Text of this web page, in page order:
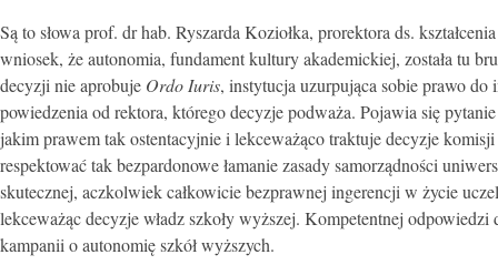
Są to słowa prof. dr hab. Ryszarda Koziołka, prorektora ds.
wniosek, że autonomia, fundament kultury akademickiej, została tu
decyzji nie aprobuje Ordo Iuris, instytucja uzurpująca sobie prawo
powiedzenia od rektora, którego decyzje podważa. Pojawia się
jakim prawem tak ostentacyjnie i lekceważąco traktuje decyzje
respektować tak bezpardonowe łamanie zasady samorządności
skutecznej, aczkolwiek całkowicie bezprawnej ingerencji w życie
lekceważąc decyzje władz szkoły wyższej. Kompetentnej
kampanii o autonomię szkół wyższych.